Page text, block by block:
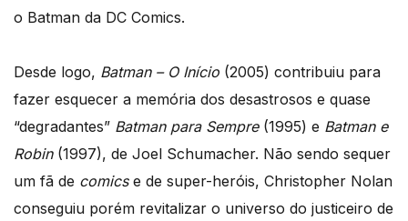
o Batman da DC Comics.
Desde logo, Batman – O Início (2005) contribuiu para
fazer esquecer a memória dos desastrosos e quase
“degradantes” Batman para Sempre(1995) e Batman e
Robin(1997), de Joel Schumacher. Não sendo sequer
um fã de comicse de super-heróis, Christopher Nolan
conseguiu porém revitalizar o universo do justiceiro de